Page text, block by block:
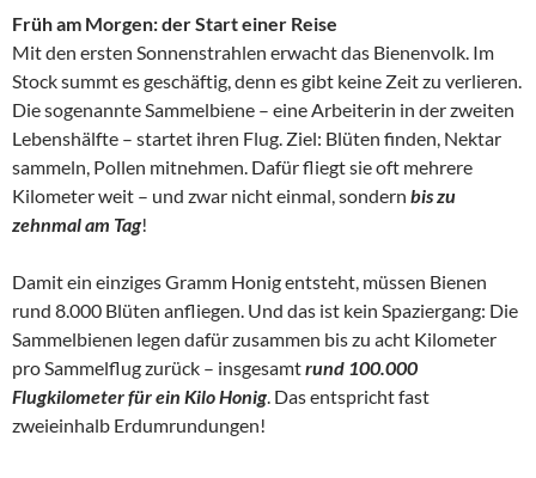
Früh am Morgen: der Start einer Reise
Mit den ersten Sonnenstrahlen erwacht das Bienenvolk. Im
Stock summt es geschäftig, denn es gibt keine Zeit zu verlieren.
Die sogenannte Sammelbiene – eine Arbeiterin in der zweiten
Lebenshälfte – startet ihren Flug. Ziel: Blüten finden, Nektar
sammeln, Pollen mitnehmen. Dafür fliegt sie oft mehrere
Kilometer weit – und zwar nicht einmal, sondern bis zu
zehnmal am Tag!
Damit ein einziges Gramm Honig entsteht, müssen Bienen
rund 8.000 Blüten anfliegen. Und das ist kein Spaziergang: Die
Sammelbienen legen dafür zusammen bis zu acht Kilometer
pro Sammelflug zurück – insgesamtrund 100.000
Flugkilometer für ein Kilo Honig . Das entspricht fast
zweieinhalb Erdumrundungen!